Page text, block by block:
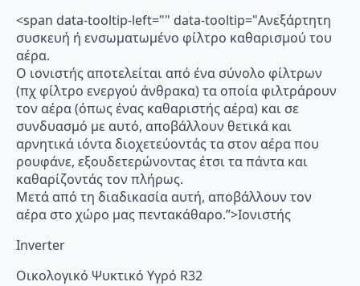
<span data-tooltip-left="" data-tooltip="Ανεξάρτητη
συσκευή ή ενσωματωμένο φίλτρο καθαρισμού του
αέρα.
Ο ιονιστής αποτελείται από ένα σύνολο φίλτρων
(πχ φίλτρο ενεργού άνθρακα) τα οποία φιλτράρουν
τον αέρα (όπως ένας καθαριστής αέρα) και σε
συνδυασμό με αυτό, αποβάλλουν θετικά και
αρνητικά ιόντα διοχετεύοντάς τα στον αέρα που
ρουφάνε, εξουδετερώνοντας έτσι τα πάντα και
καθαρίζοντάς τον πλήρως.
Μετά από τη διαδικασία αυτή, αποβάλλουν τον
αέρα στο χώρο μας πεντακάθαρο.”>Ιονιστής
Inverter
Οικολογικό Ψυκτικό Υγρό R32